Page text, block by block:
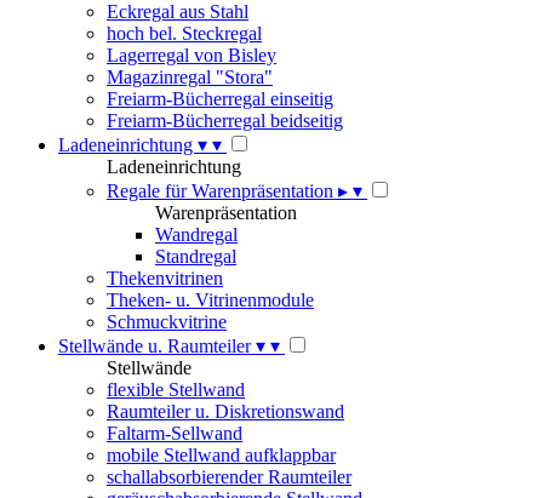
Eckregal aus Stahl
hoch bel. Steckregal
Lagerregal von Bisley
Magazinregal "Stora"
Freiarm-Bücherregal einseitig
Freiarm-Bücherregal beidseitig
Ladeneinrichtung ▾ ▾
Ladeneinrichtung
Regale für Warenpräsentation ▸ ▾
Warenpräsentation
Wandregal
Standregal
Thekenvitrinen
Theken- u. Vitrinenmodule
Schmuckvitrine
Stellwände u. Raumteiler▾ ▾
Stellwände
flexible Stellwand
Raumteiler u. Diskretionswand
Faltarm-Sellwand
mobile Stellwand aufklappbar
schallabsorbierender Raumteiler